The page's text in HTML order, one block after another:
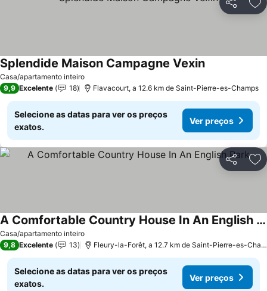
Partilhar
Casa/apartamento inteiro
Splendide Maison Campagne Vexin
9,9 Excelente 18 Flavacourt, a 12.6 km de Saint-Pierre-es-Champs
Selecione as datas para ver os preços
exatos.
Ver preços
Partilhar
Casa/apartamento inteiro
A Comfortable Country House In An English Park
9,8 Excelente 13 Fleury-la-Forêt, a 12.7 km de Saint-Pierre-es-Champs
Selecione as datas para ver os preços
exatos.
Ver preços